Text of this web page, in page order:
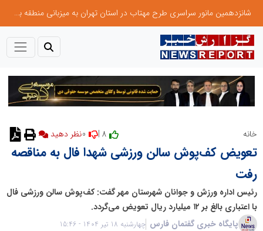
شانزدهمین مانور سراسری طرح مهتاب در استان تهران به میزبانی منطقه برق لواسان
خانه نظر دهید
تعویض کف‌پوش سالن ورزشی شهدا فال به مناقصه
رفت
رئیس اداره ورزش و جوانان شهرستان مهر گفت: کف‌پوش سالن ورزشی فال
با اعتباری بالغ بر ۱۲ میلیارد ریال تعویض می‌گردد.
پایگاه خبری گفتمان فارس چهارشنبه 18 تیر 1404 - 15:46